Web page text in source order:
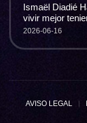
Ismaël Diadié
vivir mejor
2026-06-16
AVISO LEGAL